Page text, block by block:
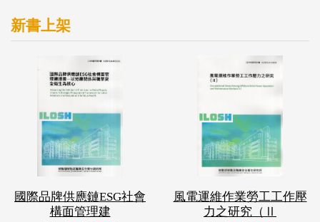
新書上架
國際品牌供應鏈ESG社會
構面管理建
風電運維作業勞工工作壓
力之研究（Ⅱ